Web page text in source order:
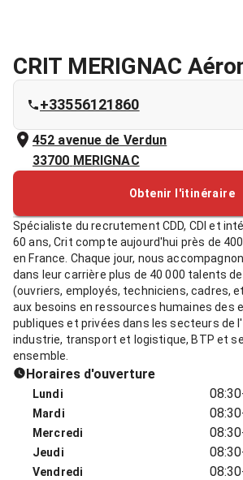
CRIT MERIGNAC
+33556121860
452 avenue de Verdun
33700 MERIGNAC
Obtenir l'itinéraire
Spécialiste du recrutement CDD, CDI et
60 ans, Crit compte aujourd'hui près de
en France. Chaque jour, nous
dans leur carrière plus de 40 000 talents
(ouvriers, employés, techniciens, cadres,
aux besoins en ressources humaines des
publiques et privées dans les secteurs de
industrie, transport et logistique, BTP et
ensemble.
Horaires d'ouverture
Lundi
Mardi
Mercredi
Jeudi
Vendredi